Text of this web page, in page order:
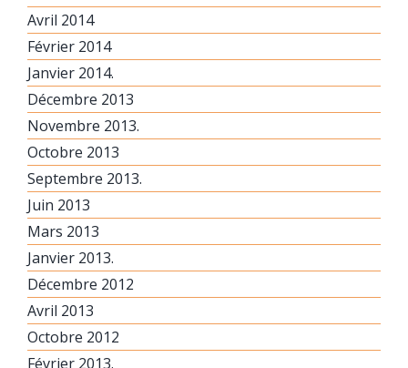
Avril 2014
Février 2014
Janvier 2014.
Décembre 2013
Novembre 2013.
Octobre 2013
Septembre 2013.
Juin 2013
Mars 2013
Janvier 2013.
Décembre 2012
Avril 2013
Octobre 2012
Février 2013.